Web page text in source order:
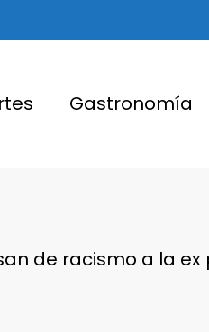
Gastronomía
de racismo a la